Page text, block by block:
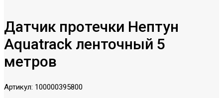
Датчик протечки Нептун
Aquatrack ленточный 5
метров
Артикул: 100000395800